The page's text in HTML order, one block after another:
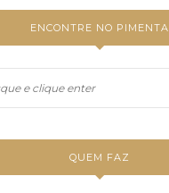
ENCONTRE NO PIMENTA
QUEM FAZ